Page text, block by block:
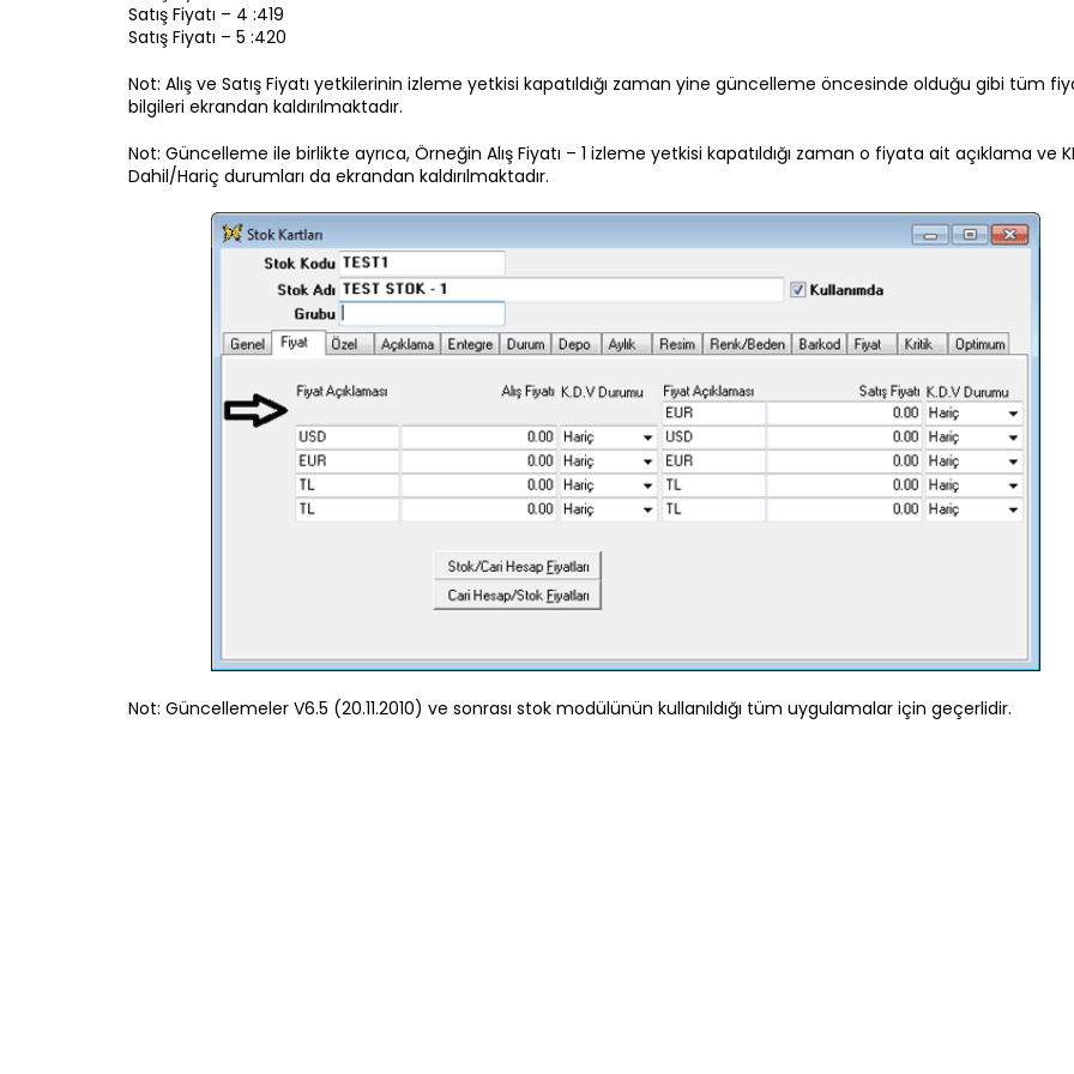
Satış Fiyatı – 4 :419
Satış Fiyatı – 5 :420
Not: Alış ve Satış Fiyatı yetkilerinin izleme yetkisi kapatıldığı zaman yine güncelleme öncesinde olduğu gibi tüm
bilgileri ekrandan kaldırılmaktadır.
Not: Güncelleme ile birlikte ayrıca, Örneğin Alış Fiyatı – 1 izleme yetkisi kapatıldığı zaman o fiyata ait açıklama ve
Dahil/Hariç durumları da ekrandan kaldırılmaktadır.
Not: Güncellemeler V6.5 (20.11.2010) ve sonrası stok modülünün kullanıldığı tüm uygulamalar için geçerlidir.